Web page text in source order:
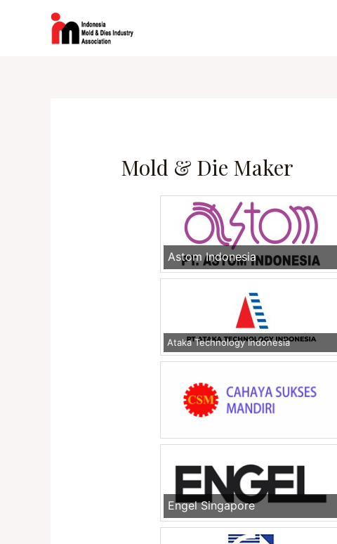
Mold & Die Maker
Astom Indonesia
Ataka Technology Indonesia
Engel Singapore